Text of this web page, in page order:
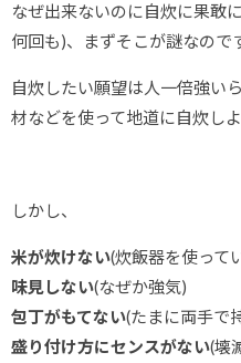
なぜ出来ないのに自炊に果敢
何回も)、まずそこが謎なので
自炊したい願望は人一倍強い
材などを使って地道に自炊し
しかし、
米が炊けない(炊飯器を使って
味見しない(なぜか強気)
包丁がもてない(たまに両手で
盛り付け方にセンスがない(壊